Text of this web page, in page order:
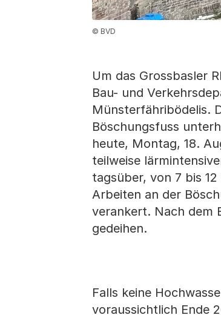
© BVD
Um das Grossbasler
Bau- und
Münsterfähribödelis.
Böschungsfuss
heute, Montag, 18.
teilweise
tagsüber, von 7 bis
Arbeiten an der
verankert. Nach dem
gedeihen.
Falls keine
voraussichtlich Ende